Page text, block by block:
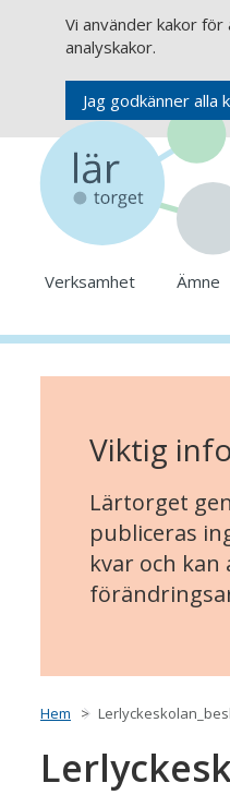
Vi använder kakor
analyskakor.
Jag godkänner alla
Verksamhet Ämne
Viktig
Lärtorget
publiceras
kvar och
Hem